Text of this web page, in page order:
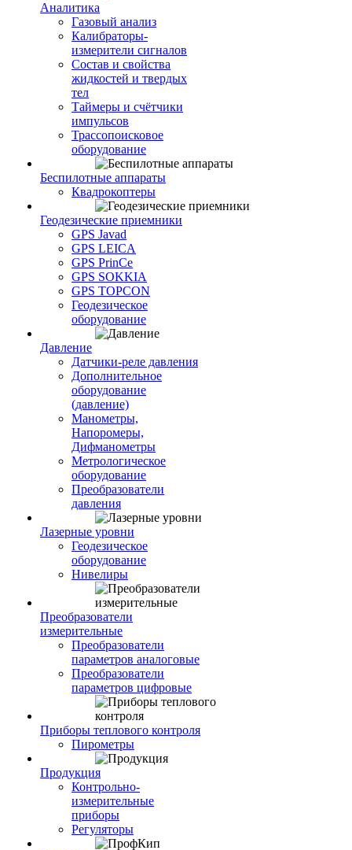
Аналитика
Газовый анализ
Калибраторы-
измерители сигналов
Состав и свойства
жидкостей и твердых
тел
Таймеры и счётчики
импульсов
Трассопоисковое
оборудование
Беспилотные аппараты
Квадрокоптеры
Геодезические приемники
GPS Javad
GPS LEICA
GPS PrinCe
GPS SOKKIA
GPS TOPCON
Геодезическое
оборудование
Давление
Датчики-реле давления
Дополнительное
оборудование
(давление)
Манометры,
Напоромеры,
Дифманометры
Метрологическое
оборудование
Преобразователи
давления
Лазерные уровни
Геодезическое
оборудование
Нивелиры
Преобразователи
измерительные
Преобразователи
параметров аналоговые
Преобразователи
параметров цифровые
Приборы теплового контроля
Пирометры
Продукция
Контрольно-
измерительные
приборы
Регуляторы